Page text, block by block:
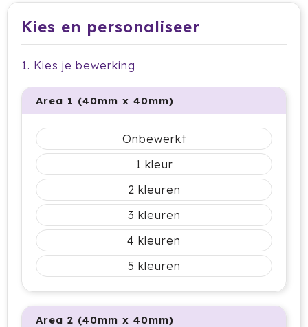
Reizen & Onderweg
Overige
Dag van de Medewerker
Dag van de Thuiswerker
ByOn
CamelBak
CaseLogic
Charles Dickens®
Circular&Co.
Circulware
Clique
Contigo
Correctbook
Craft
Cricket
Kies en personaliseer
1. Kies je bewerking
Area 1 (40mm x 40mm)
Onbewerkt
1
2
3
4
5
Area 2 (40mm x 40mm)